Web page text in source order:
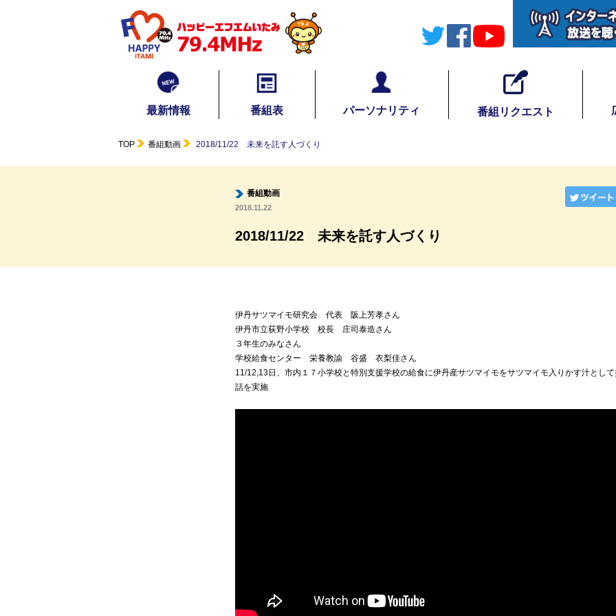
最新情報 番組表 パーソナリティ 番組リクエスト
TOP 番組動画 2018/11/22 未来を託す人づくり
番組動画
2018.11.22
2018/11/22 未来を託す人づくり
伊丹サツマイモ研究会 代表 阪上芳孝さん
伊丹市立荻野小学校 校長 庄司泰造さん
３年生のみなさん
学校給食センター 栄養教諭 谷盛 衣梨佳さん
11/12,13日、市内１７小学校と特別支援学校の給食に伊丹産サツマイモをサツマイモ入りかす汁とし
話を実施